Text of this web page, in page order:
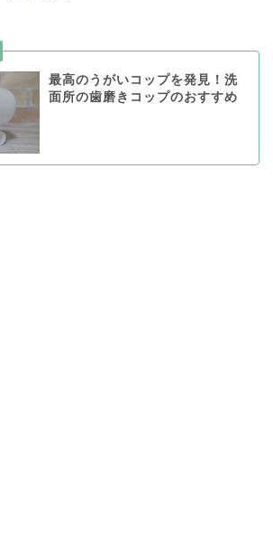
最高のうがいコップを発見！洗
面所の歯磨きコップのおすすめ